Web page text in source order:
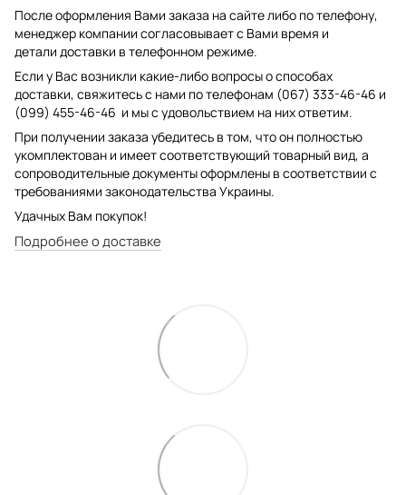
После оформления Вами заказа на сайте либо по телефону,
менеджер компании согласовывает с Вами время и
детали доставки в телефонном режиме.
Если у Вас возникли какие-либо вопросы о способах
доставки, свяжитесь с нами по телефонам (067) 333-46-46 и
(099) 455-46-46 и мы с удовольствием на них ответим.
При получении заказа убедитесь в том, что он полностью
укомплектован и имеет соответствующий товарный вид, а
сопроводительные документы оформлены в соответствии с
требованиями законодательства Украины.
Удачных Вам покупок!
Подробнее о доставке